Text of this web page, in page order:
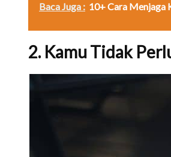
Baca Juga : 10+ Cara Menjaga
2. Kamu Tidak